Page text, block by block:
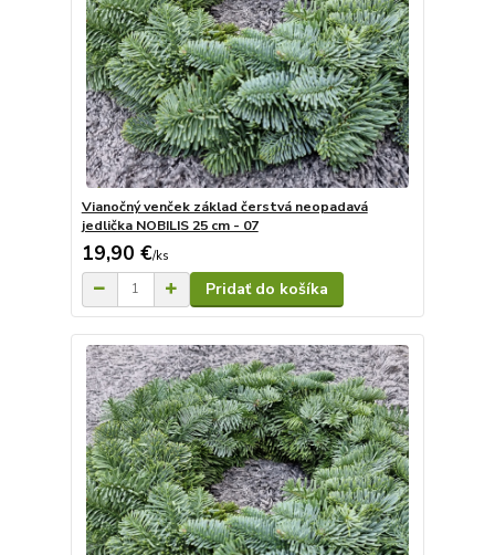
Vianočný venček základ čerstvá neopadavá
jedlička NOBILIS 25 cm - 07
19,90 €/ks
Pridať do košíka